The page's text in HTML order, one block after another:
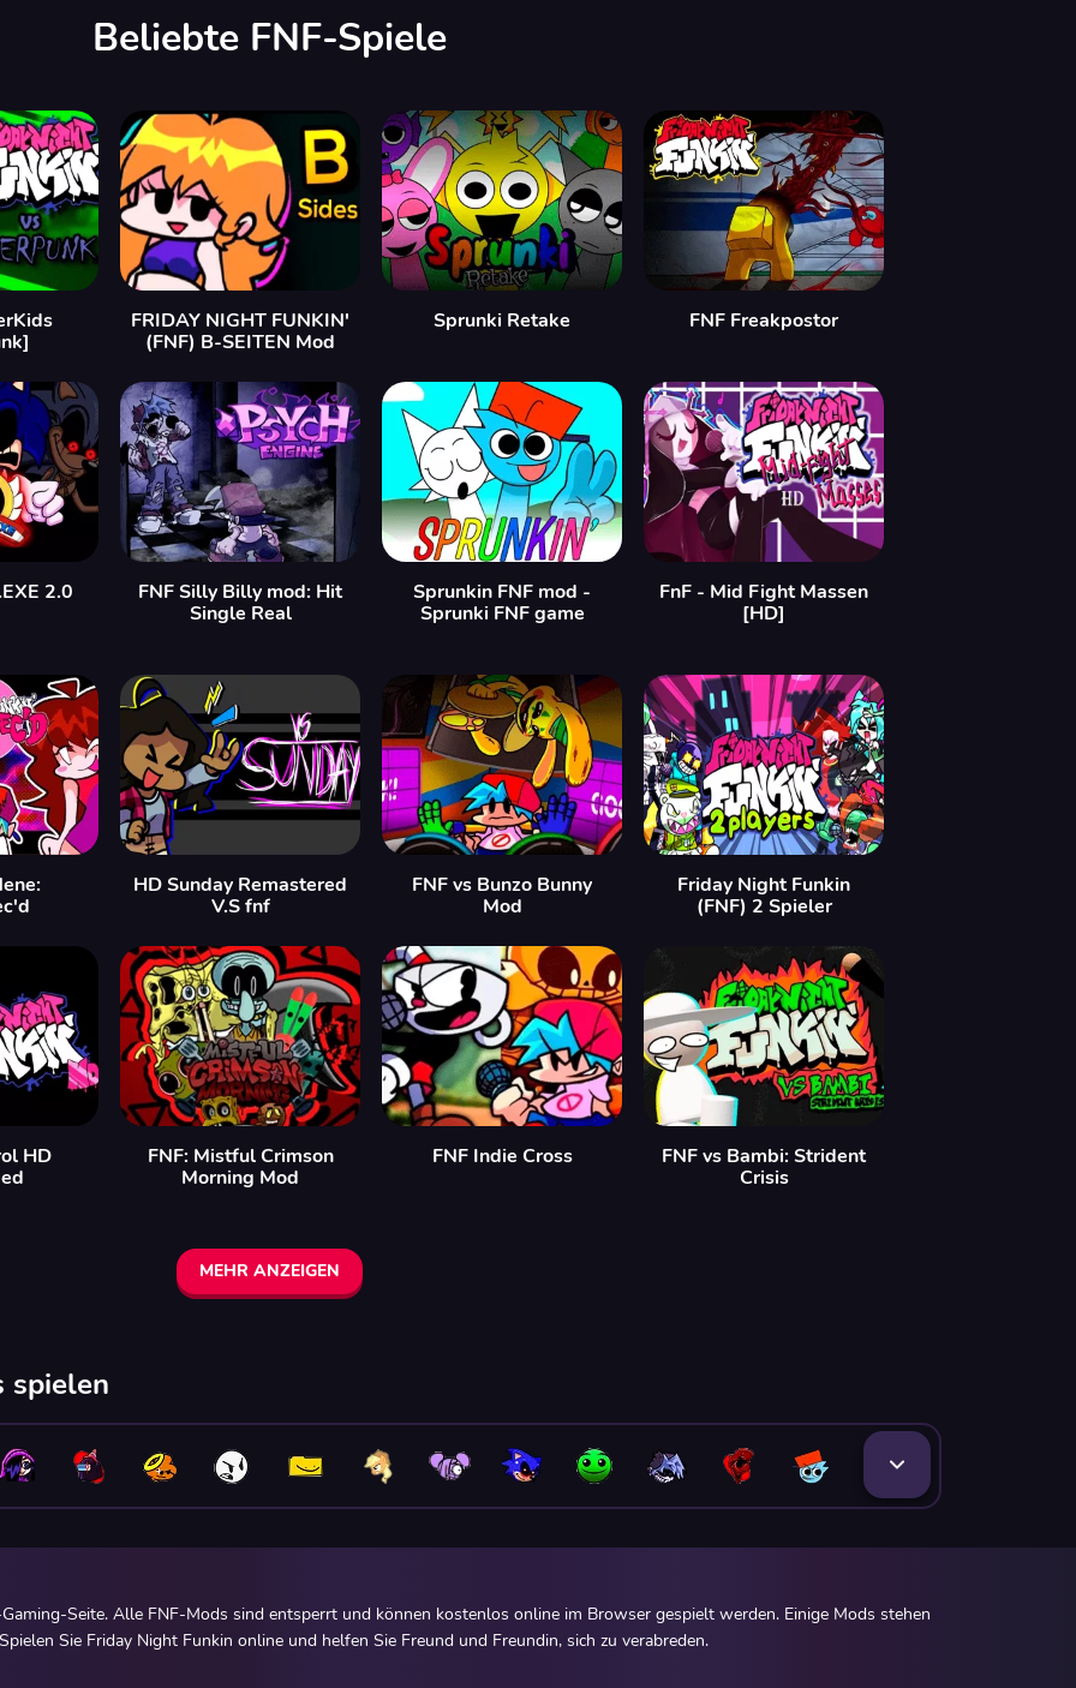
Beliebte FNF-Spiele
FRIDAY NIGHT FUNKIN'
(FNF) B-SEITEN Mod
Sprunki Retake FNF Freakpostor
2.0
FNF Silly Billy mod: Hit
Single Real
Sprunkin FNF mod -
Sprunki FNF game
FnF - Mid Fight Massen
[HD]
HD Sunday Remastered
V.S fnf
FNF vs Bunzo Bunny
Mod
Friday Night Funkin
(FNF) 2 Spieler
HD
FNF: Mistful Crimson
Morning Mod
FNF Indie Cross
FNF vs Bambi: Strident
Crisis
MEHR ANZEIGEN
spielen
Seite. Alle FNF-Mods sind entsperrt und können kostenlos online im Browser gespielt werden. Einige Mods stehen
Sie Friday Night Funkin online und helfen Sie Freund und Freundin, sich zu verabreden.